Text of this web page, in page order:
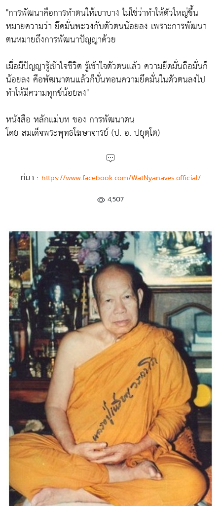
"การพัฒนาคือการทำตนให้เบาบาง ไม่ใช่ว่าทำให้ตัวใหญ่ขึ้น
หมายความว่า ยึดมั่นพะวงกับตัวตนน้อยลง เพราะการพัฒนา
ตนหมายถึงการพัฒนาปัญญาด้วย
เมื่อมีปัญญารู้เข้าใจชีวิต รู้เข้าใจตัวตนแล้ว ความยึดมั่นถือมั่นก็
น้อยลง คือพัฒนาตนแล้วก็บั่นทอนความยึดมั่นในตัวตนลงไป
ทำให้มีความทุกข์น้อยลง"
หนังสือ หลักแม่บท ของ การพัฒนาตน
โดย สมเด็จพระพุทธโฆษาจารย์ (ป. อ. ปยุตฺโต)
ที่มา : https://www.facebook.com/WatNyanaves.official/
4,507